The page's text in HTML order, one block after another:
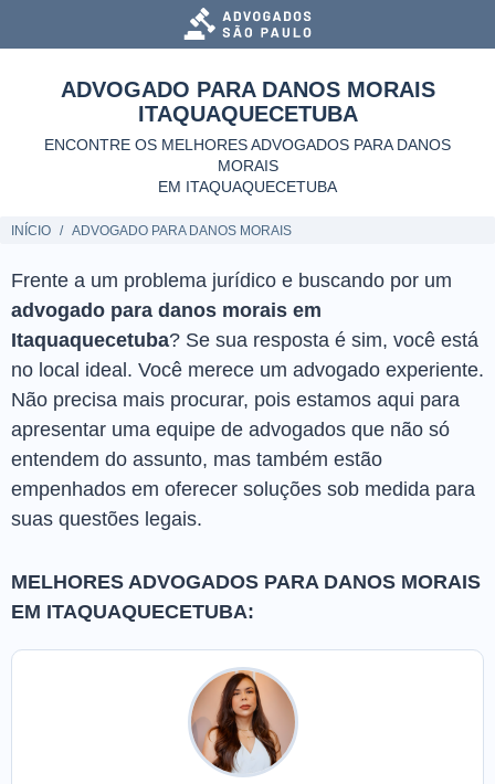
ADVOGADO PARA DANOS MORAIS
ITAQUAQUECETUBA
ENCONTRE OS MELHORES ADVOGADOS PARA DANOS
MORAIS
EM ITAQUAQUECETUBA
INÍCIO ADVOGADO PARA DANOS MORAIS
Frente a um problema jurídico e buscando por um
advogado para danos morais em
Itaquaquecetuba? Se sua resposta é sim, você está
no local ideal. Você merece um advogado experiente.
Não precisa mais procurar, pois estamos aqui para
apresentar uma equipe de advogados que não só
entendem do assunto, mas também estão
empenhados em oferecer soluções sob medida para
suas questões legais.
MELHORES ADVOGADOS PARA DANOS MORAIS
EM ITAQUAQUECETUBA: